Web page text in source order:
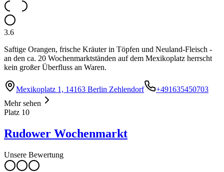
3.6
Saftige Orangen, frische Kräuter in Töpfen und Neuland-Fleisch -
an den ca. 20 Wochenmarktständen auf dem Mexikoplatz herrscht
kein großer Überfluss an Waren.
Mexikoplatz 1, 14163 Berlin Zehlendorf
+491635450703
Mehr sehen
Platz 10
Rudower Wochenmarkt
Unsere Bewertung